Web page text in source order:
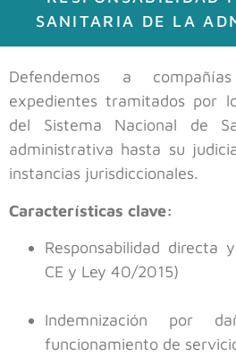
SANITARIA DE LA
Defendemos a
expedientes tramitados por
del Sistema Nacional de
administrativa hasta su
instancias jurisdiccionales.
Características clave:
Responsabilidad
CE y Ley 40/2015)
Indemnización por
funcionamiento de